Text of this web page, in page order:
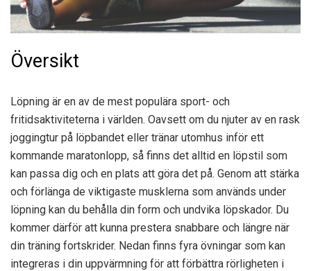
Översikt
Löpning är en av de mest populära sport- och
fritidsaktiviteterna i världen. Oavsett om du njuter av en rask
joggingtur på löpbandet eller tränar utomhus inför ett
kommande maratonlopp, så finns det alltid en löpstil som
kan passa dig och en plats att göra det på. Genom att stärka
och förlänga de viktigaste musklerna som används under
löpning kan du behålla din form och undvika löpskador. Du
kommer därför att kunna prestera snabbare och längre när
din träning fortskrider. Nedan finns fyra övningar som kan
integreras i din uppvärmning för att förbättra rörligheten i